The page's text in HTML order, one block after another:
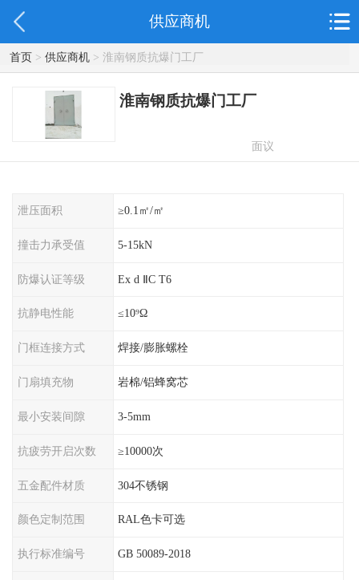
供应商机
首页> 供应商机> 淮南钢质抗爆门工厂
淮南钢质抗爆门工厂
面议
泄压面积 ≥0.1㎡/㎡
撞击力承受值 5-15kN
防爆认证等级 Ex d ⅡC T6
抗静电性能 ≤10⁹Ω
门框连接方式 焊接/膨胀螺栓
门扇填充物 岩棉/铝蜂窝芯
最小安装间隙 3-5mm
抗疲劳开启次数 ≥10000次
五金配件材质 304不锈钢
颜色定制范围 RAL色卡可选
执行标准编号 GB 50089-2018